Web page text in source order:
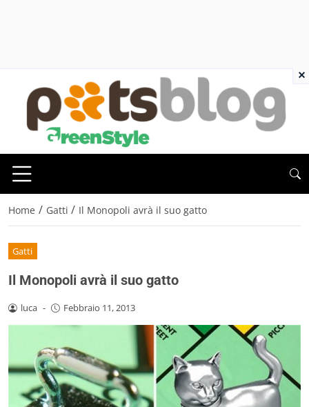
Home / Gatti / Il Monopoli avrà il suo gatto
Gatti
Il Monopoli avrà il suo gatto
luca - Febbraio 11, 2013
×